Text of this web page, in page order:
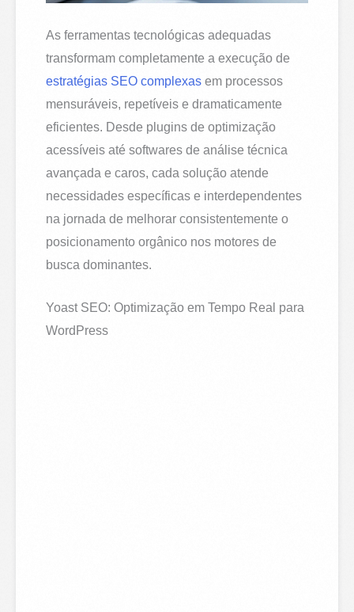
As ferramentas tecnológicas adequadas
transformam completamente a execução de
estratégias SEO complexas em processos
mensuráveis, repetíveis e dramaticamente
eficientes. Desde plugins de optimização
acessíveis até softwares de análise técnica
avançada e caros, cada solução atende
necessidades específicas e interdependentes
na jornada de melhorar consistentemente o
posicionamento orgânico nos motores de
busca dominantes.
Yoast SEO: Optimização em Tempo Real para
WordPress